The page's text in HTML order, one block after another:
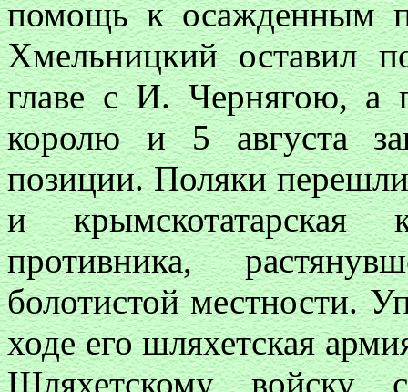
помощь к осажденным
Хмельницкий оставил
главе с И. Чернягою, а
королю и 5 августа
позиции. Поляки
и крымскотатарская
противника,
болотистой местности.
ходе его шляхетская
Шляхетскому войску